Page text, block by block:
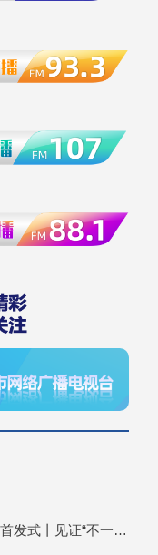
《风筝（三）》特种邮票首发式丨见证“不一YOUNG的潍坊”